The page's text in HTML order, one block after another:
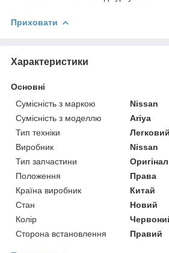
Приховати
Характеристики
Основні
Сумісність з маркою
Nissan
Сумісність з моделлю
Ariya
Тип техніки
Виробник
Nissan
Тип запчастини
Оригінал
Положення
Права
Країна виробник
Китай
Стан
Новий
Колір
Сторона встановлення
Правий